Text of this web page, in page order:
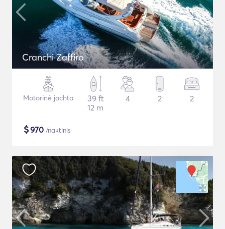
Cranchi Zaffiro
Motorinė jachta
39 ft
12 m
4 2 2
$970 /naktinis